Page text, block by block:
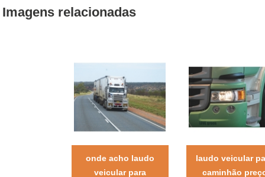
Imagens relacionadas
onde acho laudo
veicular para
laudo veicular
caminhão